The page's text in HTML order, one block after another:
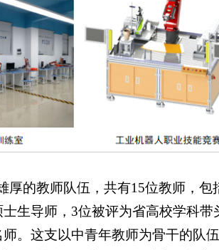
厚的教师队伍，共有15位教师，包
生导师，3位被评为省高校学科带
。这支以中青年教师为骨干的队